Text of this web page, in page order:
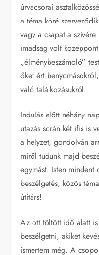
úrvacsorai
a téma köré
vagy a csapat a
imádság volt
„élménybeszámoló”
őket ért
való találkozásukról.
Indulás előtt néhány
utazás során két ifis is
a helyzet, gondolván
miről tudunk majd
egymást. Isten
beszélgetés, közös
útitárs!
Az ott töltött idő alatt
beszélgetni, akiket
ismertem még. A